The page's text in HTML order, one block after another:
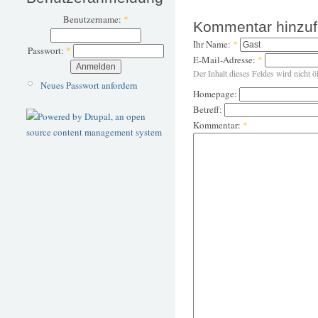
Benutzername: *
Passwort: *
Neues Passwort anfordern
Kommentar
Ihr Name: *
E-Mail-Adresse: *
Der Inhalt dieses Feldes wird nicht
Homepage:
Betreff:
Kommentar: *